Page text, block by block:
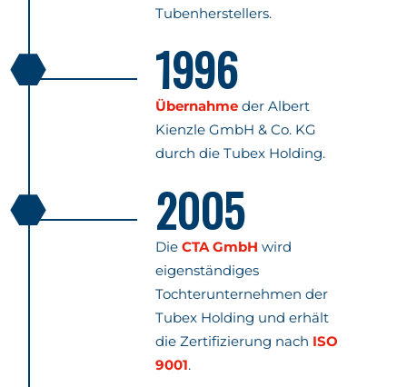
Tubenherstellers.
1996
Übernahme der Albert
Kienzle GmbH & Co. KG
durch die Tubex Holding.
2005
DieCTA GmbH wird
eigenständiges
Tochterunternehmen der
Tubex Holding und erhält
die Zertifizierung nach ISO
9001.